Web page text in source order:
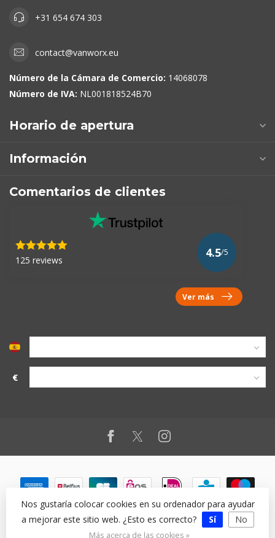
+31 654 674 303
contact@vanworx.eu
Número de la Cámara de Comercio: 14068078
Número de IVA: NL001818524B70
Horario de apertura
Información
Comentarios de clientes
125 reviews
4.5/5
Ver más
€
© Copyright 2026
Nos gustaría colocar cookies en su ordenador para ayudar
a mejorar este sitio web. ¿Esto es correcto?
Sí No
Más acerca de las cookies »